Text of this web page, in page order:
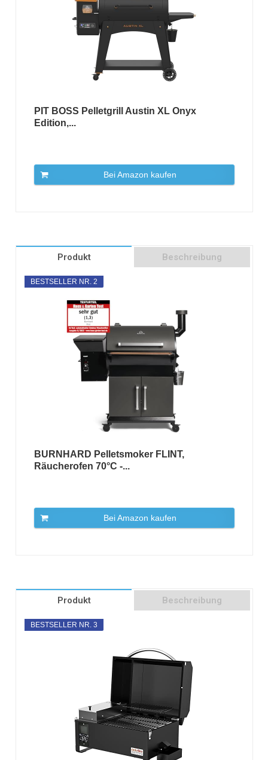
PIT BOSS Pelletgrill Austin XL Onyx
Edition,...
Bei Amazon kaufen
Produkt Beschreibung
BESTSELLER NR. 2
BURNHARD Pelletsmoker FLINT,
Räucherofen 70°C -...
Bei Amazon kaufen
Produkt Beschreibung
BESTSELLER NR. 3